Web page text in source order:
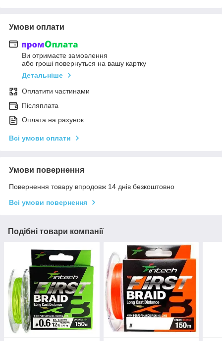
Умови оплати
Ви отримаєте замовлення
або гроші повернуться на вашу картку
Детальніше
Оплатити частинами
Післяплата
Оплата на рахунок
Всі умови оплати
Умови повернення
Повернення товару впродовж 14 днів безкоштовно
Всі умови повернення
Подібні товари компанії